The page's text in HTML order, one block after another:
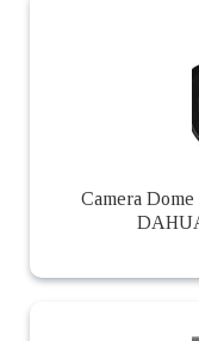
Camera